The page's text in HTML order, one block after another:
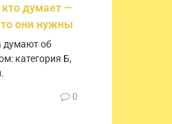
думает —
они нужны
думают об
категория Б,
0